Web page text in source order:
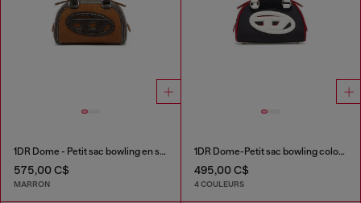
1DR Dome - Petit sac bowling en suède et PU grainé
575,00 C$
MARRON
1DR Dome-Petit sac bowling color-block
495,00 C$
4 COULEURS